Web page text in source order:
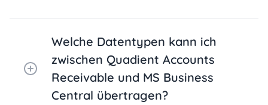
Welche Datentypen kann ich
zwischen Quadient Accounts
Receivable und MS Business
Central übertragen?